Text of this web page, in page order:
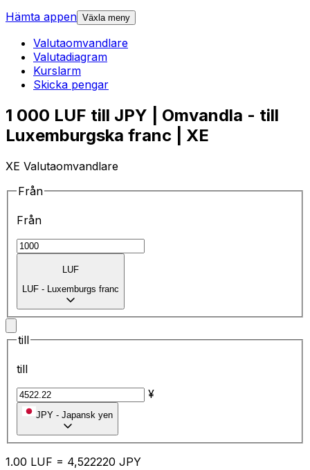
Hämta appen Växla meny
Valutaomvandlare
Valutadiagram
Kurslarm
Skicka pengar
1 000 LUF till JPY | Omvandla - till
Luxemburgska franc | XE
XE Valutaomvandlare
Från
Från
LUF
LUF - Luxemburgs franc
till
till
¥
JPY - Japansk yen
1.00 LUF = 4,522220 JPY